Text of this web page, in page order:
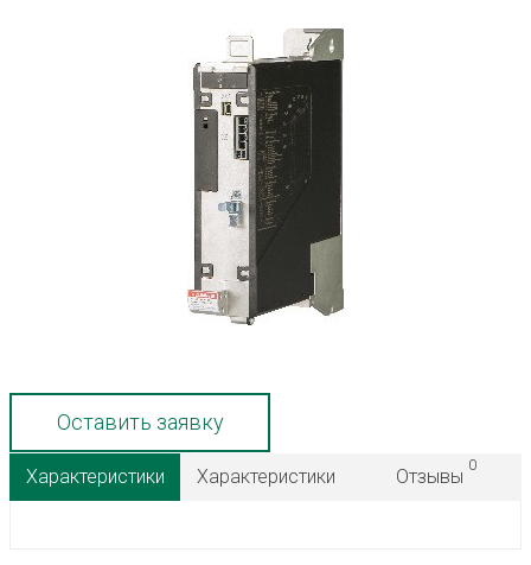
Оставить заявку
Характеристики Характеристики Отзывы
0